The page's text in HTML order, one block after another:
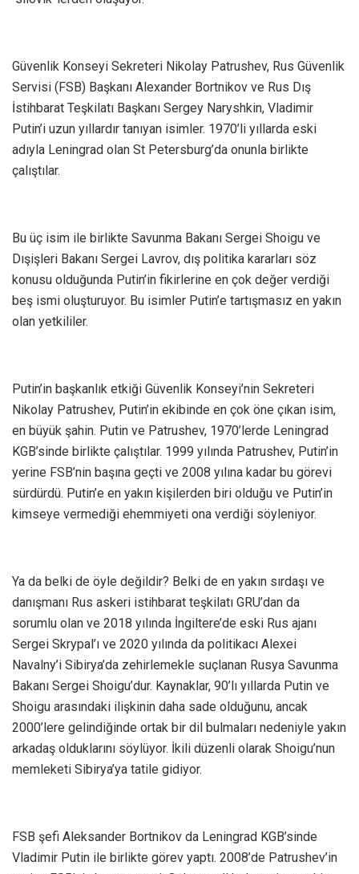
Güvenlik Konseyi Sekreteri Nikolay Patrushev, Rus Güvenlik
Servisi (FSB) Başkanı Alexander Bortnikov ve Rus Dış
İstihbarat Teşkilatı Başkanı Sergey Naryshkin, Vladimir
Putin’i uzun yıllardır tanıyan isimler. 1970’li yıllarda eski
adıyla Leningrad olan St Petersburg’da onunla birlikte
çalıştılar.
Bu üç isim ile birlikte Savunma Bakanı Sergei Shoigu ve
Dışişleri Bakanı Sergei Lavrov, dış politika kararları söz
konusu olduğunda Putin’in fikirlerine en çok değer verdiği
beş ismi oluşturuyor. Bu isimler Putin’e tartışmasız en yakın
olan yetkililer.
Putin’in başkanlık etkiği Güvenlik Konseyi’nin Sekreteri
Nikolay Patrushev, Putin’in ekibinde en çok öne çıkan isim,
en büyük şahin. Putin ve Patrushev, 1970’lerde Leningrad
KGB’sinde birlikte çalıştılar. 1999 yılında Patrushev, Putin’in
yerine FSB’nin başına geçti ve 2008 yılına kadar bu görevi
sürdürdü. Putin’e en yakın kişilerden biri olduğu ve Putin’in
kimseye vermediği ehemmiyeti ona verdiği söyleniyor.
Ya da belki de öyle değildir? Belki de en yakın sırdaşı ve
danışmanı Rus askeri istihbarat teşkilatı GRU’dan da
sorumlu olan ve 2018 yılında İngiltere’de eski Rus ajanı
Sergei Skrypal’ı ve 2020 yılında da politikacı Alexei
Navalny’i Sibirya’da zehirlemekle suçlanan Rusya Savunma
Bakanı Sergei Shoigu’dur. Kaynaklar, 90’lı yıllarda Putin ve
Shoigu arasındaki ilişkinin daha sade olduğunu, ancak
2000’lere gelindiğinde ortak bir dil bulmaları nedeniyle yakın
arkadaş olduklarını söylüyor. İkili düzenli olarak Shoigu’nun
memleketi Sibirya’ya tatile gidiyor.
FSB şefi Aleksander Bortnikov da Leningrad KGB’sinde
Vladimir Putin ile birlikte görev yaptı. 2008’de Patrushev’in